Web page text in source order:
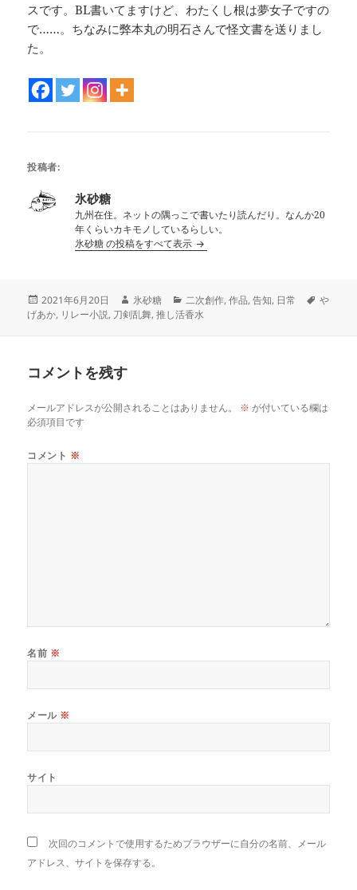
スです。BL書いてますけど、わたくし根は夢女子ですの
で……。ちなみに弊本丸の明石さんで怪文書を送りまし
た。
投稿者:
氷砂糖
九州在住。ネットの隅っこで書いたり読んだり。なんか20
年くらいカキモノしているらしい。
氷砂糖 の投稿をすべて表示
投
稿
2021年6月20日
作
成
氷砂糖
カ
テ
二次創作,作品,告知, 日常
タ
や
げあか, リレー小説, 刀剣乱舞,推し活香水
コメントを残す
メールアドレスが公開されることはありません。 ※ が付いている欄は
必須項目です
コメント ※
名前 ※
メール ※
サイト
次回のコメントで使用するためブラウザーに自分の名前、メール
アドレス、サイトを保存する。